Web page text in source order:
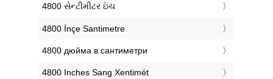
‎4800 સેન્ટીમીટર ઇંચ
‎4800 İnçe Santimetre
‎4800 дюйма в сантиметри
‎4800 Inches Sang Xentimét